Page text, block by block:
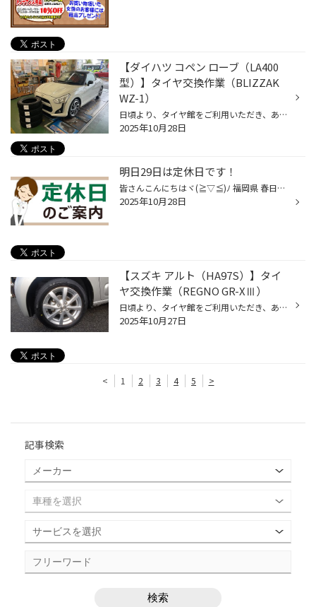
【ダイハツ コペン ローブ（LA400
型）】タイヤ交換作業（BLIZZAK
WZ-1）
日頃より、タイヤ館をご利用いただき、ありがとうございます。 さて、当店と同じチェーン店の近隣タイヤ館店舗で作業いたしましたタイヤ交換作業をご紹介します。 （WEB掲載をご快諾いただきましたお客様！大変感謝しております。 いつもご愛顧いただき誠にありがとうございます！！） おクルマ：ダ...
2025年10月28日
明日29日は定休日です！
皆さんこんにちはヾ(≧▽≦)ﾉ 福岡県 春日市 若葉台東 にあるタイヤ館春日店です。 タイヤ館春日店のHPをご覧いただき 誠にありがとうございます！ 29日(水)は定休日となっております。 ご迷惑をおかけいたしますが、 ご来店の際はご注意くださいませm(_ _)m
2025年10月28日
【スズキ アルト（HA97S）】タイ
ヤ交換作業（REGNO GR-XⅢ）
日頃より、タイヤ館をご利用いただき、ありがとうございます。 さて、当店と同じチェーン店の近隣タイヤ館店舗で作業いたしましたタイヤ交換作業をご紹介します。 （WEB掲載をご快諾いただきましたお客様！大変感謝しております。 いつもご愛顧いただき誠にありがとうございます！！） おクルマ：ス...
2025年10月27日
< 1 2 3 4 5 >
記事検索